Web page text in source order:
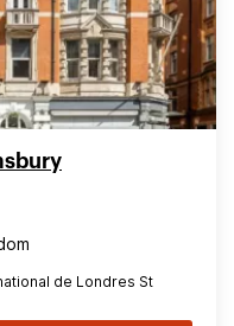
de Londres St